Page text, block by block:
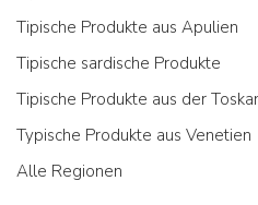
Tipische Produkte aus Apulien
Tipische sardische Produkte
Tipische Produkte aus der
Typische Produkte aus Venetien
Alle Regionen